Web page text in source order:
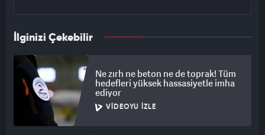
İlginizi Çekebilir
Ne zırh ne beton ne de toprak! Tüm
hedefleri yüksek hassasiyetle imha
ediyor
VIDEOYU İZLE